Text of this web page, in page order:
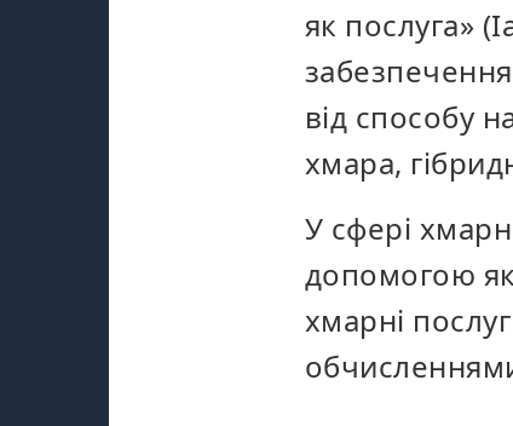
як послуга»
від способу
хмара,
У сфері
допомогою
хмарні